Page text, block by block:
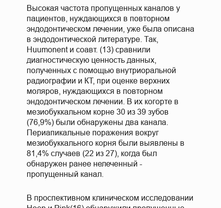
В проспективном клиническом исследовании
Высокая частота пропущенных каналов у
пациентов, нуждающихся в повторном
эндодонтическом лечении, уже была описана
в эндодонтической литературе. Так,
Huumonent и соавт. (13) сравнили
диагностическую ценность данных,
полученных с помощью внутриоральной
радиографии и КТ, при оценке верхних
моляров, нуждающихся в повторном
эндодонтическом лечении. В их когорте в
мезиобуккальном корне 30 из 39 зубов
(76,9%) были обнаружены два канала.
Периапикальные поражения вокруг
мезиобуккального корня были выявлены в
81,4% случаев (22 из 27), когда был
обнаружен ранее нелеченный -
пропущенный канал.